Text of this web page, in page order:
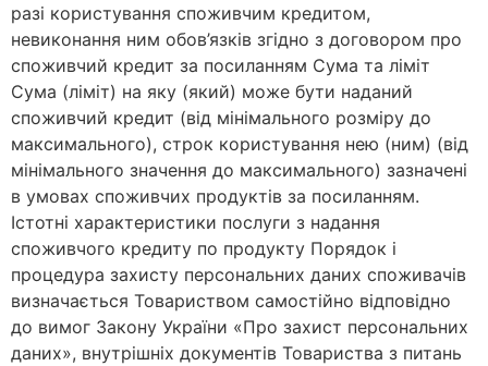
разі користування споживчим кредитом,
невиконання ним обов’язків згідно з договором про
споживчий кредит за посиланням Сума та ліміт
Сума (ліміт) на яку (який) може бути наданий
споживчий кредит (від мінімального розміру до
максимального), строк користування нею (ним) (від
мінімального значення до максимального) зазначені
в умовах споживчих продуктів за посиланням.
Істотні характеристики послуги з надання
споживчого кредиту по продукту Порядок і
процедура захисту персональних даних споживачів
визначається Товариством самостійно відповідно
до вимог Закону України «Про захист персональних
даних», внутрішніх документів Товариства з питань